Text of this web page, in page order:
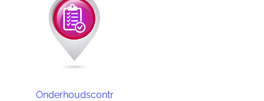
Onderhoudscontr